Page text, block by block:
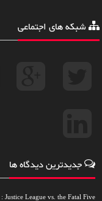
شبکه های اجتماعی
جدیدترین دیدگاه ها
Justice League vs. the Fatal Five : مرسی عالی بود استاد...